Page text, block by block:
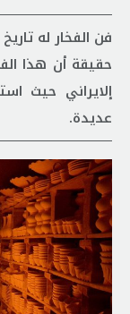
فن الفخار له
حقيقة أن هذا
إلايراني حيث
عديدة.